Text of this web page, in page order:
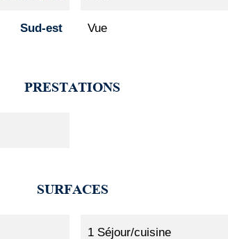
Sud-est Vue
PRESTATIONS
SURFACES
1 Séjour/cuisine